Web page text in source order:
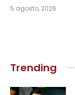
5 agosto, 2026
Trending